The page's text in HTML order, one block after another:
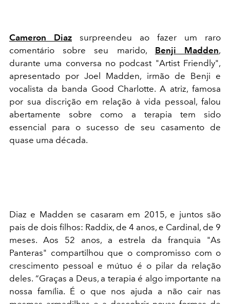
Cameron Diaz surpreendeu ao fazer um raro
comentário sobre seu marido, Benji Madden,
durante uma conversa no podcast "Artist Friendly",
apresentado por Joel Madden, irmão de Benji e
vocalista da banda Good Charlotte. A atriz, famosa
por sua discrição em relação à vida pessoal, falou
abertamente sobre como a terapia tem sido
essencial para o sucesso de seu casamento de
quase uma década.
Diaz e Madden se casaram em 2015, e juntos são
pais de dois filhos: Raddix, de 4 anos, e Cardinal, de 9
meses. Aos 52 anos, a estrela da franquia "As
Panteras" compartilhou que o compromisso com o
crescimento pessoal e mútuo é o pilar da relação
deles. “Graças a Deus, a terapia é algo importante na
nossa família. É o que nos ajuda a não cair nas